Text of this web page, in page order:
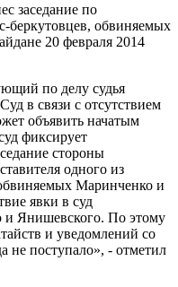
заседание по
беркутовцев, обвиняемых
20 февраля 2014
по делу судья
в связи с отсутствием
объявить начатым
фиксирует
стороны
одного из
Маринченко и
явки в суд
и Янишевского. По этому
и уведомлений со
не поступало», - отметил